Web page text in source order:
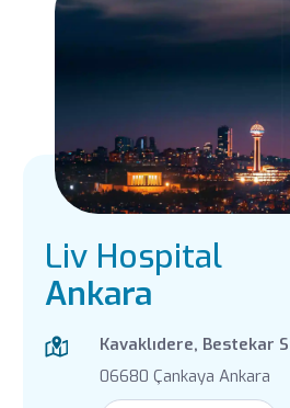
Liv Hospital
Ankara
Kavaklıdere, Bestekar
06680 Çankaya Ankara